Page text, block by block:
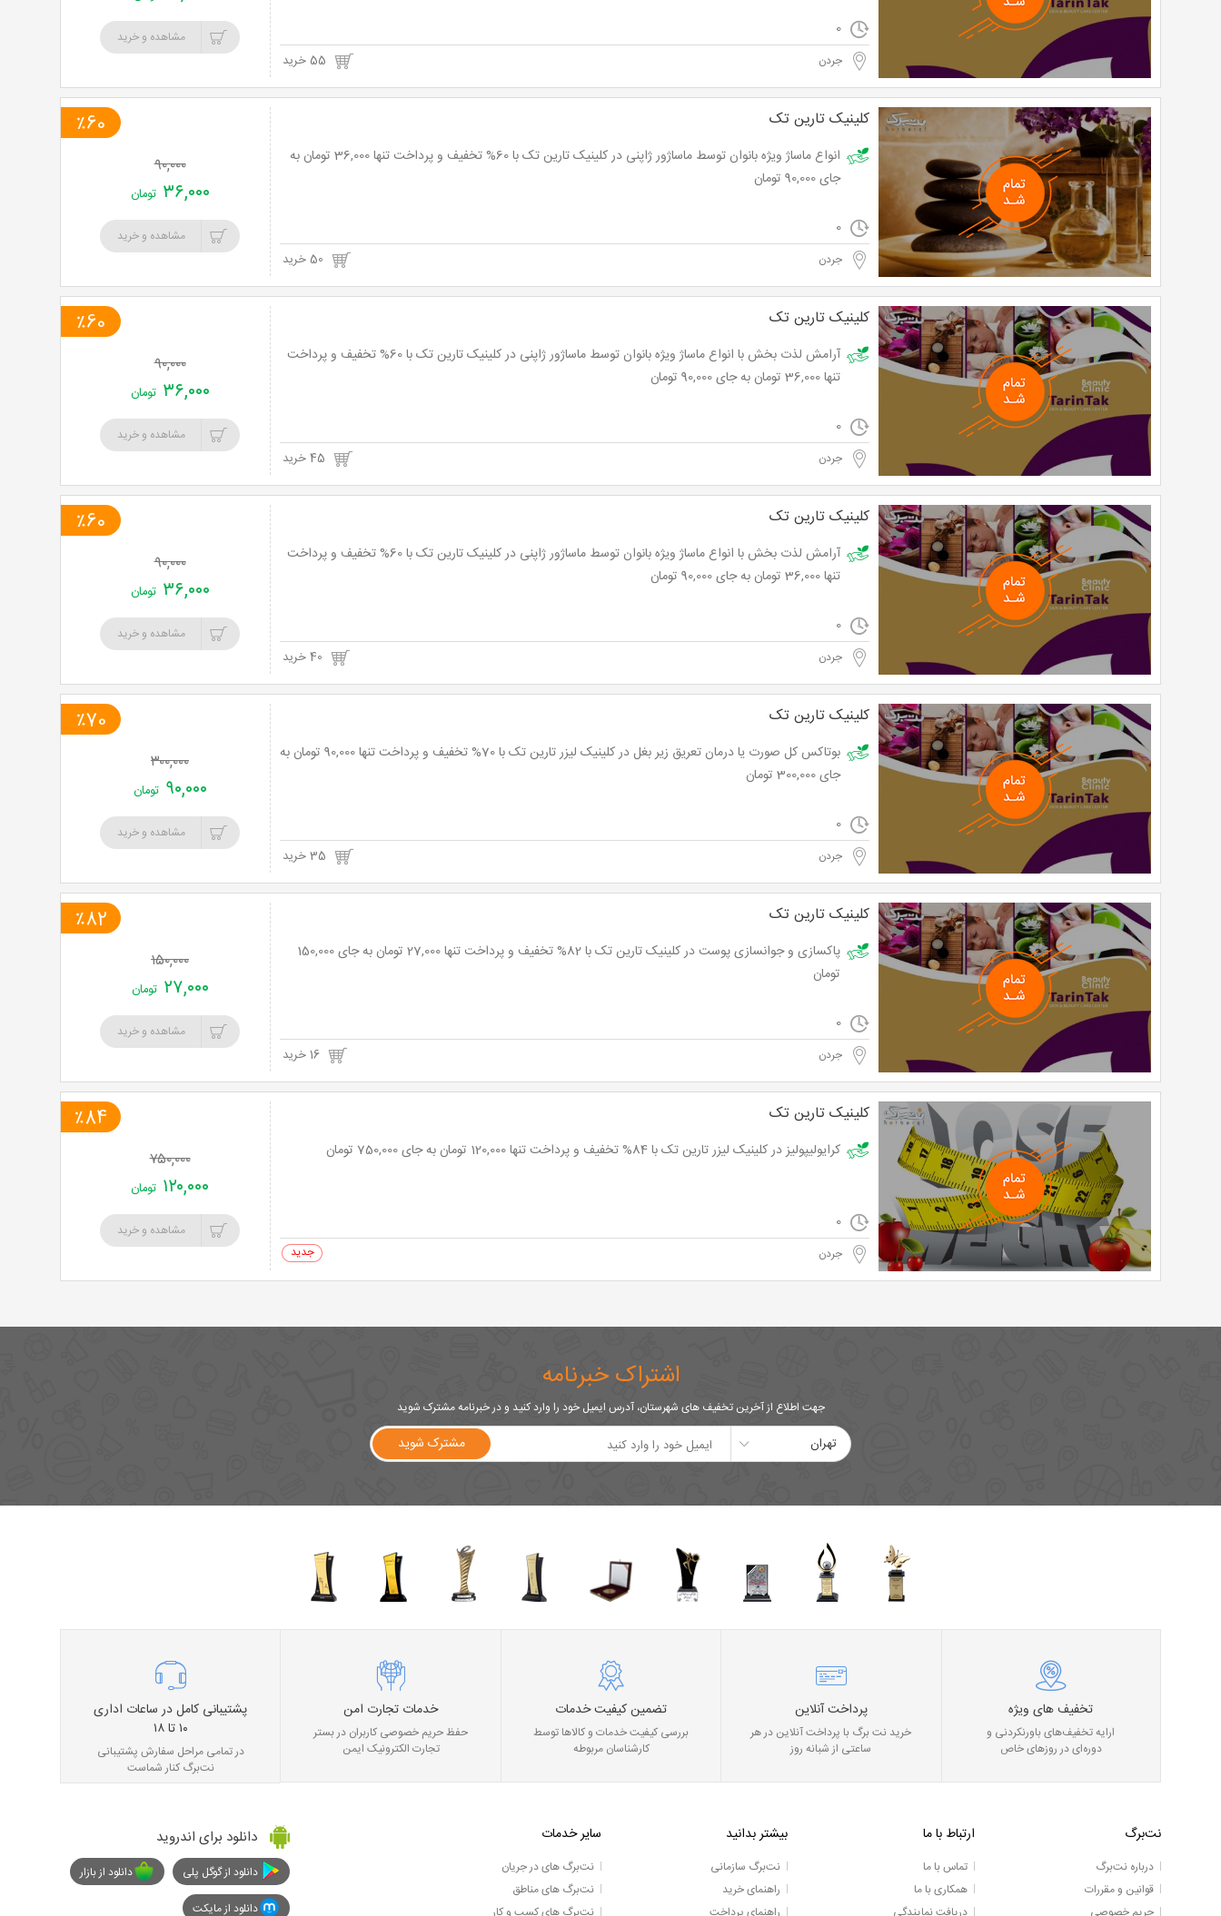
0
جردن
مشاهده و خرید
کلینیک تارین تک
انواع ماساژ ویژه بانوان توسط ماساژور ژاپنی در کلینیک تارین تک با 60% تخفیف و پرداخت تنها 36,000 تومان به
جای 90,000 تومان
0
جردن
٪60
۹۰,۰۰۰
۳۶,۰۰۰ تومان
مشاهده و خرید
کلینیک تارین تک
آرامش لذت بخش با انواع ماساژ ویژه بانوان توسط ماساژور ژاپنی در کلینیک تارین تک با 60% تخفیف و پرداخت
تنها 36,000 تومان به جای 90,000 تومان
0
جردن
٪60
۹۰,۰۰۰
۳۶,۰۰۰ تومان
مشاهده و خرید
کلینیک تارین تک
آرامش لذت بخش با انواع ماساژ ویژه بانوان توسط ماساژور ژاپنی در کلینیک تارین تک با 60% تخفیف و پرداخت
تنها 36,000 تومان به جای 90,000 تومان
0
جردن
٪60
۹۰,۰۰۰
۳۶,۰۰۰ تومان
مشاهده و خرید
کلینیک تارین تک
بوتاکس کل صورت یا درمان تعریق زیر بغل در کلینیک لیزر تارین تک با 70% تخفیف و پرداخت تنها 90,000 تومان به
جای 300,000 تومان
0
جردن
٪70
۳۰۰,۰۰۰
۹۰,۰۰۰ تومان
مشاهده و خرید
کلینیک تارین تک
پاکسازی و جوانسازی پوست در کلینیک تارین تک با 82% تخفیف و پرداخت تنها 27,000 تومان به جای 150,000
تومان
0
جردن 16 خرید
٪82
۱۵۰,۰۰۰
۲۷,۰۰۰ تومان
مشاهده و خرید
کلینیک تارین تک
کرایولیپولیز در کلینیک لیزر تارین تک با 84% تخفیف و پرداخت تنها 120,000 تومان به جای 750,000 تومان
0
جردن 0 خرید
٪84
۷۵۰,۰۰۰
۱۲۰,۰۰۰ تومان
مشاهده و خرید
اشتراک خبرنامه
جهت اطلاع از آخرین تخفیف های شهرستان، آدرس ایمیل خود را وارد کنید و در خبرنامه مشترک شوید
تهران مشترک شوید
تخفیف های ویژه
ارایه تخفیف‌های باورنکردنی و
دوره‌ای در روز‌های خاص
پرداخت آنلاین
خرید نت برگ با پرداخت آنلاین در هر
ساعتی از شبانه روز
تضمین کیفیت خدمات
بررسی کیفیت خدمات و کالاها توسط
کارشناسان مربوطه
خدمات تجارت امن
حفظ حریم خصوصی کاربران در بستر
تجارت الکترونیک ایمن
پشتیبانی کامل در ساعات اداری
۱۰ تا ۱۸
در تمامی مراحل سفارش پشتیبانی
نت‌برگ کنار شماست
دانلود برای اندروید
دانلود از گوگل پلی
دانلود از بازار
دانلود از مایکت
نت‌برگ
درباره نت‌برگ
قوانین و مقررات
حریم خصوصی
ارتباط با ما
تماس با ما
همکاری با ما
دریافت نمایندگی
بیشتر بدانید
نت‌برگ سازمانی
راهنمای خرید
راهنمای پرداخت
سایر خدمات
نت‌برگ های در جریان
نت‌برگ های مناطق
نت‌برگ های کسب و کار